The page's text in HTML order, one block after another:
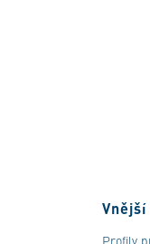
Vnější
Profily